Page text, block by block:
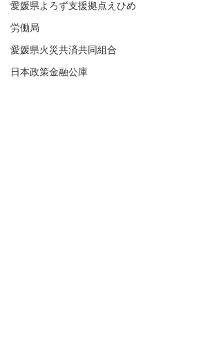
愛媛県よろず支援拠点えひめ
労働局
愛媛県火災共済共同組合
日本政策金融公庫